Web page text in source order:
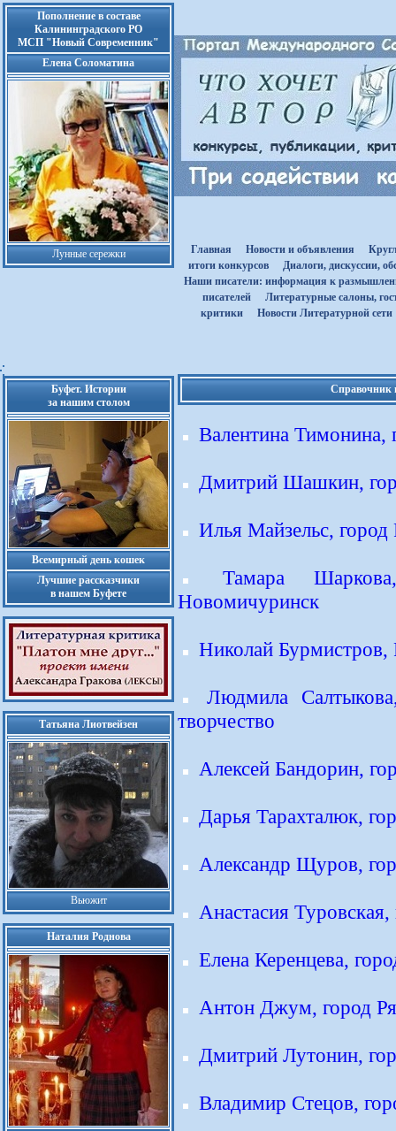
Пополнение в составе
Калининградского РО
МСП "Новый Современник"
Елена Соломатина
Лунные сережки Главная Новости и объявления
итоги конкурсов
Диалоги, дискуссии,
Наши писатели: информация к
писателей
Литературные салоны,
критики
Новости Литературной сети
Буфет. Истории
за нашим столом
Всемирный день кошек
Лучшие рассказчики
в нашем Буфете
Татьяна Лиотвейзен
Вьюжит
Наталия Роднова
Справочник
Валентина Тимонина,
Дмитрий Шашкин,
Илья Майзельс, город
Тамара
Новомичуринск
Николай Бурмистров,
Людмила
творчество
Алексей Бандорин,
Дарья Тарахталюк,
Александр Щуров,
Анастасия Туровская,
Елена Керенцева,
Антон Джум, город
Дмитрий Лутонин,
Владимир Стецов,